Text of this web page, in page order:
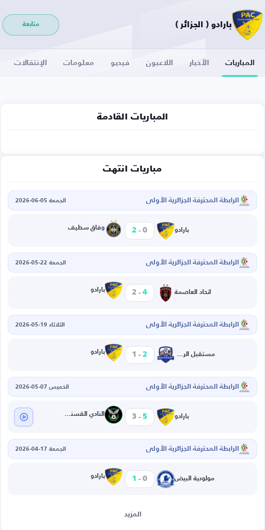
بارادو ( الجزائر ) متابعة
المباريات الأخبار اللاعبون فيديو معلومات الإنتقالات
المباريات القادمة
مباريات انتهت
الرابطة المحترفة الجزائرية الأولى الجمعة 05-06-2026
بارادو 0
-
2 وفاق سطيف
الرابطة المحترفة الجزائرية الأولى الجمعة 22-05-2026
اتحاد العاصمة 4
-
2 بارادو
الرابطة المحترفة الجزائرية الأولى الثلاثاء 19-05-2026
مستقبل الرويسات 2
-
1 بارادو
الرابطة المحترفة الجزائرية الأولى الخميس 07-05-2026
بارادو 5
-
3 النادي القسنطيني
الرابطة المحترفة الجزائرية الأولى الجمعة 17-04-2026
مولودية البيض 0
-
1 بارادو
المزيد